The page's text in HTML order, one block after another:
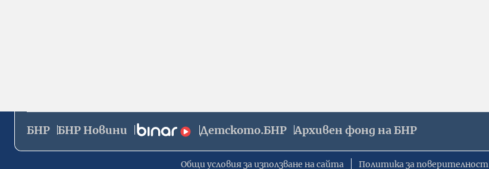
БНР БНР Новини Детското.БНР Архивен фонд на БНР
Общи условия за използване на сайта Политика за поверителност